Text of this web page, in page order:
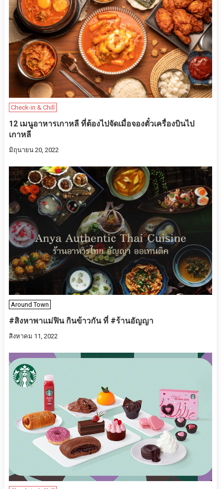
Check-in & Chill
12 เมนูอาหารเกาหลี ที่ต้องไปจัดเมื่อจองตั๋วเครื่องบินไป
เกาหลี
มิถุนายน 20, 2022
Around Town
#สิงหาพาแม่ฟิน กินข้าวกัน ที่ #ร้านอัญญา
สิงหาคม 11, 2022